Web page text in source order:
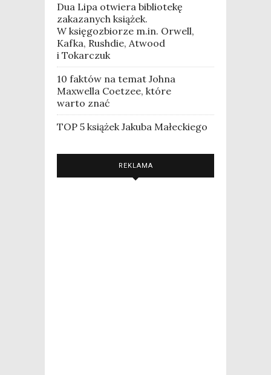
Dua Lipa otwiera bibliotekę
zakazanych książek.
W księgozbiorze m.in. Orwell,
Kafka, Rushdie, Atwood
i Tokarczuk
10 faktów na temat Johna
Maxwella Coetzee, które
warto znać
TOP 5 książek Jakuba Małeckiego
REKLAMA